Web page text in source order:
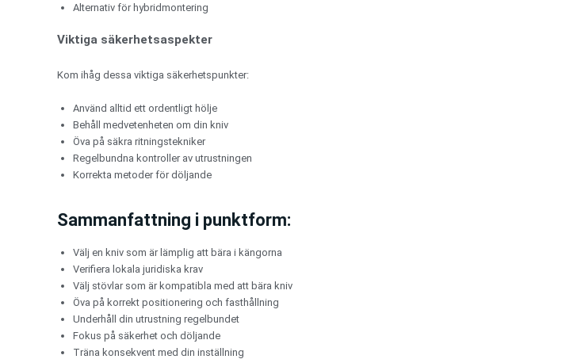
Alternativ för hybridmontering
Viktiga säkerhetsaspekter
Kom ihåg dessa viktiga säkerhetspunkter:
Använd alltid ett ordentligt hölje
Behåll medvetenheten om din kniv
Öva på säkra ritningstekniker
Regelbundna kontroller av utrustningen
Korrekta metoder för döljande
Sammanfattning i punktform:
Välj en kniv som är lämplig att bära i kängorna
Verifiera lokala juridiska krav
Välj stövlar som är kompatibla med att bära kniv
Öva på korrekt positionering och fasthållning
Underhåll din utrustning regelbundet
Fokus på säkerhet och döljande
Träna konsekvent med din inställning